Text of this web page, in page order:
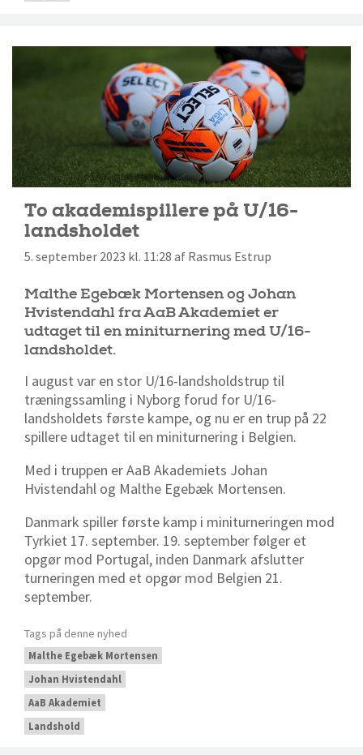
To akademispillere på U/16-
landsholdet
5. september 2023 kl. 11:28 af Rasmus Estrup
Malthe Egebæk Mortensen og Johan
Hvistendahl fra AaB Akademiet er
udtaget til en miniturnering med U/16-
landsholdet.
I august var en stor U/16-landsholdstrup til
træningssamling i Nyborg forud for U/16-
landsholdets første kampe, og nu er en trup på 22
spillere udtaget til en miniturnering i Belgien.
Med i truppen er AaB Akademiets Johan
Hvistendahl og Malthe Egebæk Mortensen.
Danmark spiller første kamp i miniturneringen mod
Tyrkiet 17. september. 19. september følger et
opgør mod Portugal, inden Danmark afslutter
turneringen med et opgør mod Belgien 21.
september.
Tags på denne nyhed
Malthe Egebæk Mortensen
Johan Hvistendahl
AaB Akademiet
Landshold